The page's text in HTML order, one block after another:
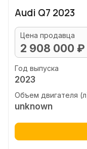
Audi Q7 2023
Цена продавца
2 908 000 ₽
Год выпуска
2023
Объем двигателя
unknown